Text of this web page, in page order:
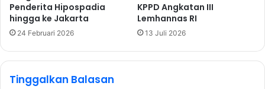
Penderita Hipospadia
hingga ke Jakarta
24 Februari 2026
KPPD Angkatan III
Lemhannas RI
13 Juli 2026
Tinggalkan Balasan